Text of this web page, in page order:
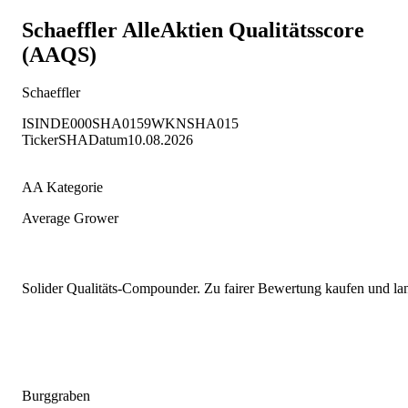
Schaeffler AlleAktien Qualitätsscore
(AAQS)
Schaeffler
ISINDE000SHA0159WKNSHA015
TickerSHADatum10.08.2026
AA Kategorie
Average Grower
Solider Qualitäts-Compounder. Zu fairer Bewertung kaufen und
Burggraben